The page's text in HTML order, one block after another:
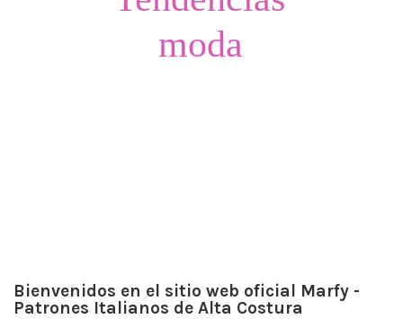
moda
Bienvenidos en el sitio web oficial Marfy -
Patrones Italianos de Alta Costura